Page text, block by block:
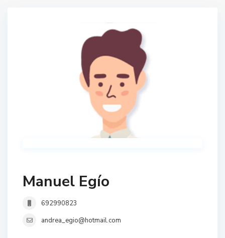
Manuel Egío
692990823
andrea_egio@hotmail.com